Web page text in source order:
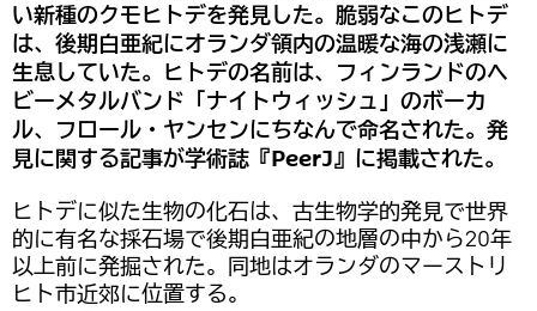
い新種のクモヒトデを発見した。脆弱なこのヒトデ
は、後期白亜紀にオランダ領内の温暖な海の浅瀬に
生息していた。ヒトデの名前は、フィンランドのヘ
ビーメタルバンド「ナイトウィッシュ」のボーカ
ル、フロール・ヤンセンにちなんで命名された。発
見に関する記事が学術誌『PeerJ』に掲載された。
ヒトデに似た生物の化石は、古生物学的発見で世界
的に有名な採石場で後期白亜紀の地層の中から20年
以上前に発掘された。同地はオランダのマーストリ
ヒト市近郊に位置する。